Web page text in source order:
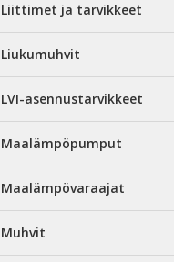
Liittimet ja tarvikkeet
Liukumuhvit
LVI-asennustarvikkeet
Maalämpöpumput
Maalämpövaraajat
Muhvit